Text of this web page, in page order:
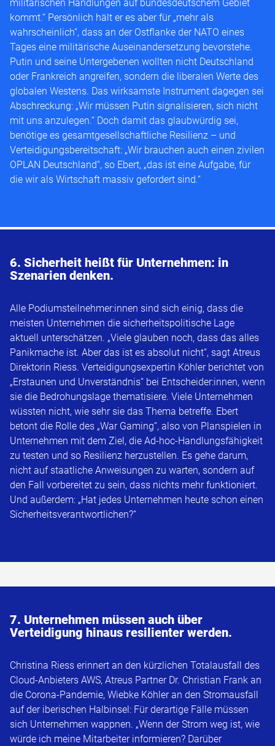
militärischen Handlungen auf bundesdeutschem Gebiet
kommt.“ Persönlich hält er es aber für „mehr als
wahrscheinlich“, dass an der Ostflanke der NATO eines
Tages eine militärische Auseinandersetzung bevorstehe.
Putin und seine Untergebenen wollten nicht Deutschland
oder Frankreich angreifen, sondern die liberalen Werte des
globalen Westens. Das wirksamste Instrument dagegen sei
Abschreckung: „Wir müssen Putin signalisieren, sich nicht
mit uns anzulegen.“ Doch damit das glaubwürdig sei,
benötige es gesamtgesellschaftliche Resilienz – und
Verteidigungsbereitschaft: „Wir brauchen auch einen zivilen
OPLAN Deutschland“, so Ebert, „das ist eine Aufgabe, für
die wir als Wirtschaft massiv gefordert sind.“
6. Sicherheit heißt für Unternehmen: in
Szenarien denken.
Alle Podiumsteilnehmer:innen sind sich einig, dass die
meisten Unternehmen die sicherheitspolitische Lage
aktuell unterschätzen. „Viele glauben noch, dass das alles
Panikmache ist. Aber das ist es absolut nicht“, sagt Atreus
Direktorin Riess. Verteidigungsexpertin Köhler berichtet von
„Erstaunen und Unverständnis“ bei Entscheider:innen, wenn
sie die Bedrohungslage thematisiere. Viele Unternehmen
wüssten nicht, wie sehr sie das Thema betreffe. Ebert
betont die Rolle des „War Gaming“, also von Planspielen in
Unternehmen mit dem Ziel, die Ad-hoc-Handlungsfähigkeit
zu testen und so Resilienz herzustellen. Es gehe darum,
nicht auf staatliche Anweisungen zu warten, sondern auf
den Fall vorbereitet zu sein, dass nichts mehr funktioniert.
Und außerdem: „Hat jedes Unternehmen heute schon einen
Sicherheitsverantwortlichen?“
7. Unternehmen müssen auch über
Verteidigung hinaus resilienter werden.
Christina Riess erinnert an den kürzlichen Totalausfall des
Cloud-Anbieters AWS, Atreus Partner Dr. Christian Frank an
die Corona-Pandemie, Wiebke Köhler an den Stromausfall
auf der iberischen Halbinsel: Für derartige Fälle müssen
sich Unternehmen wappnen. „Wenn der Strom weg ist, wie
würde ich meine Mitarbeiter informieren? Darüber